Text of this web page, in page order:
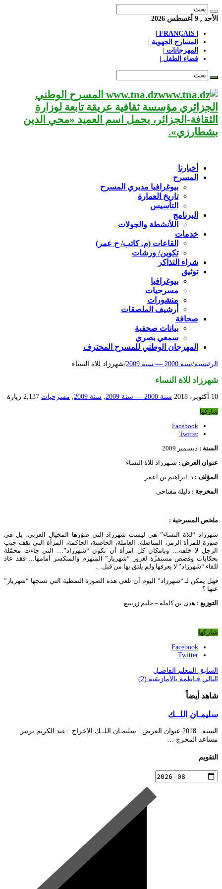
الأحد , 9 أغسطس 2026
المسارح الجهوية |
المهرجانات |
فضاء الطفل |
www.tna.dz المسرح الوطني
الجزائري مؤسسة ثقافية عريقة تابعة لوزارة
الثقافة-الجزائر، يحمل اسم العميد «محي الدين
بشطارزي».
أخبارنا
المسرح
بيوغرافيا مديري المسرح
تاريخ العمارة
التأسيس
البرنامج
اللأنشطة والجولات
خدمات
القاعات (م. كاتب/ ح عمر)
تكوين/ ورشات
شراء التذاكر
توثيق
بيوغرافيا
مسرحيات
منشورات
أرشيف الملصقات
صحافة
بيانات صحفية
سمعي بصري
المهرجان الوطني للمسرح المحترف
الرئيسية/سنة 2000 — سنة 2009 /شهرزاد للاة النساء
شهرزاد للاة النساء
10 أكتوبر، 2018 سنة 2000 — سنة 2009 , سنة 2009 , مسرحيات 2,137 زيارة
شاركها
Facebook
Twitter
السنة : ديسمبر 2009
عنوان العرض : شـهرزاد للاة النساء
المؤلف : د. ابراهيم بن اعمر
المخرجة : دليلة مفتاحي
ملخص المسرحية :
شهرزاد “للاة النساء” هي ليست شهرزاد التي صوّرها المخيال العربي، بل هي
صورة للمرأة الرمز، المناضلة، العاملة، الحاضنة، الحاكمة، المرأة التي تقف جنب
الرجل لا خلفه… وبامكان كل امرأة أن تكون “شهرزاد”… التي جاءت محمّلة
بحكايات وقصص مستفزّة لغرور “شهريار” المنهزم والمنكسر أمامها… فقد عاد
للقاء “شهرزاد” لا يعرفها ولم يلتق بها من قبل…
فهل يمكن لـ “شهرزاد” اليوم أن تلغي هذه الصورة النمطية التي نسجها “شهريار”
عنها ؟
التوزيع : هدى بن كاملة – حليم زريبيع.
شاركها
Facebook
Twitter
السابق المعلم الفاضـل
التالي فـاطمة بالأمازيغية (2)
شاهد أيضاً
سليمـان اللــك
السنة : 2018 عنوان العرض : سليمـان اللــك الإخراج : عبد الكريم بريبر
مساعد المخرج …
التقويم